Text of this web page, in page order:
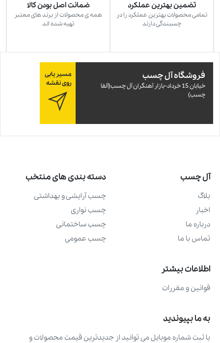
تضمین بهترین عملکرد
تمامی محصولات بهترین عملکرد را در
چسبندگی دارند
ضمانت اصل بودن کالا
همه ی محصولات از برند های معتبر
تهیه شده اند
فروشگاه آل چسب
خيابان 15 خرداد-بازار آهنگران آل چسب(آلفا
چسب)
مسیر یابی
روی نقشه
آل چسب
بلاگ
اخبار
درباره ما
تماس با ما
دسته بندی های منتخب
چسب آرايشی و بهداشتی
چسب نواری
چسب ساختمانی
چسب عمومی
اطلاعات بیشتر
قوانین و مقررات
به ما بپیوندید
با ثبت شماره موبایل می ‌توانید از جدیدترین قیمت محصولات و